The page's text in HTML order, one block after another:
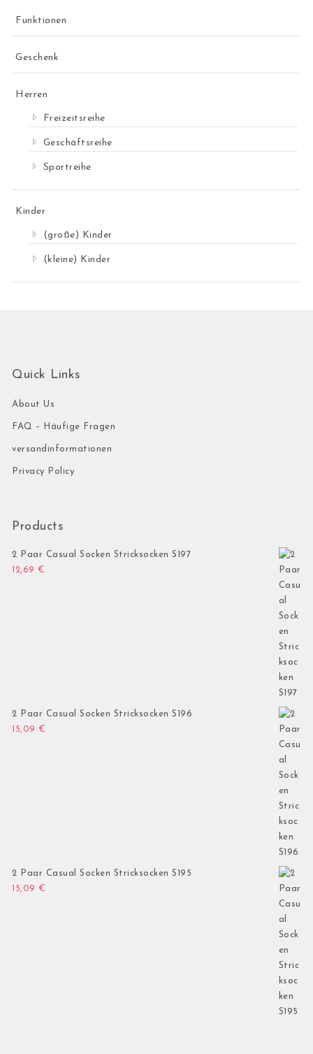
Funktionen
Geschenk
Herren
Freizeitsreihe
Geschäftsreihe
Sportreihe
Kinder
(große) Kinder
(kleine) Kinder
Quick Links
About Us
FAQ – Häufige Fragen
versandinformationen
Privacy Policy
Products
2 Paar Casual Socken Stricksocken S197
12,69 €
2 Paar Casual Socken Stricksocken S196
15,09 €
2 Paar Casual Socken Stricksocken S195
15,09 €